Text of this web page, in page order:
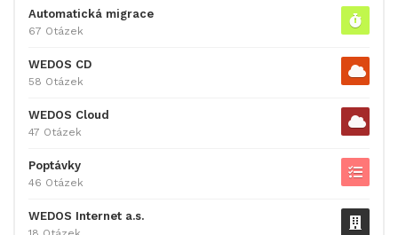
Automatická migrace
67 Otázek
WEDOS CD
58 Otázek
WEDOS Cloud
47 Otázek
Poptávky
46 Otázek
WEDOS Internet a.s.